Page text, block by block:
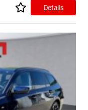
Details